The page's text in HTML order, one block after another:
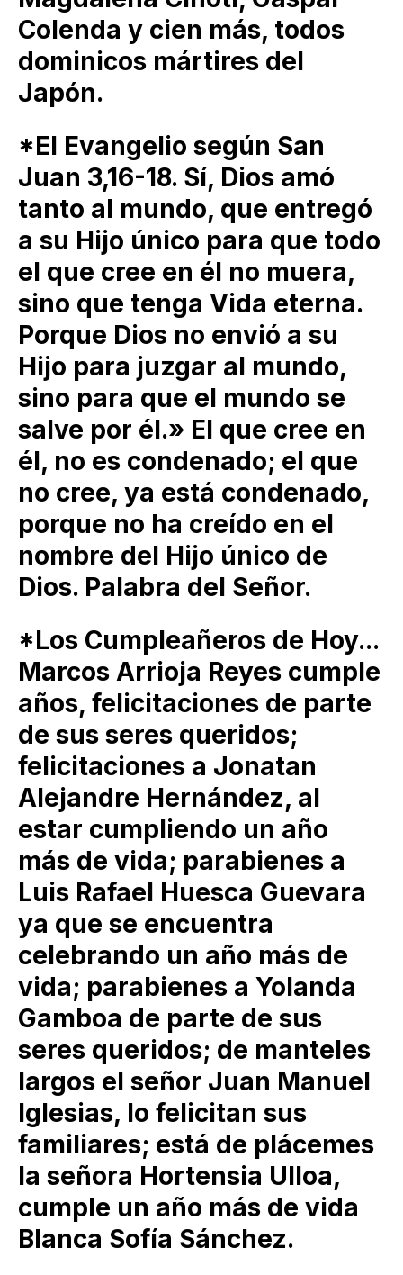
Colenda y cien más, todos
dominicos mártires del
Japón.
*El Evangelio según San
Juan 3,16-18. Sí, Dios amó
tanto al mundo, que entregó
a su Hijo único para que todo
el que cree en él no muera,
sino que tenga Vida eterna.
Porque Dios no envió a su
Hijo para juzgar al mundo,
sino para que el mundo se
salve por él.» El que cree en
él, no es condenado; el que
no cree, ya está condenado,
porque no ha creído en el
nombre del Hijo único de
Dios. Palabra del Señor.
*Los Cumpleañeros de Hoy...
Marcos Arrioja Reyes cumple
años, felicitaciones de parte
de sus seres queridos;
felicitaciones a Jonatan
Alejandre Hernández, al
estar cumpliendo un año
más de vida; parabienes a
Luis Rafael Huesca Guevara
ya que se encuentra
celebrando un año más de
vida; parabienes a Yolanda
Gamboa de parte de sus
seres queridos; de manteles
largos el señor Juan Manuel
Iglesias, lo felicitan sus
familiares; está de plácemes
la señora Hortensia Ulloa,
cumple un año más de vida
Blanca Sofía Sánchez.